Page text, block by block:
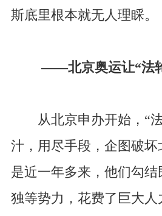
斯底里根本就无人理睬。
——北京奥运让“法
从北京申办开始，“法
汁，用尽手段，企图破
是近一年多来，他们勾
独等势力，花费了巨大